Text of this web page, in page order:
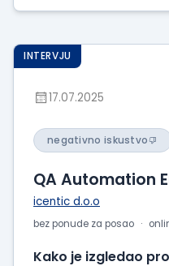
INTERVJU
17.07.2025
negativno iskustvo
QA Automation
icentic d.o.o
bez ponude za posao
Kako je izgledao